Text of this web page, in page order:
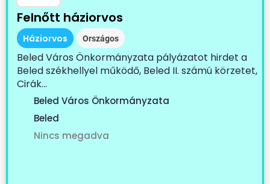
Felnőtt háziorvos
Háziorvos Országos
Beled Város Önkormányzata pályázatot hirdet a
Beled székhellyel működő, Beled II. számú körzetet,
Cirák...
Beled Város Önkormányzata
Beled
Nincs megadva